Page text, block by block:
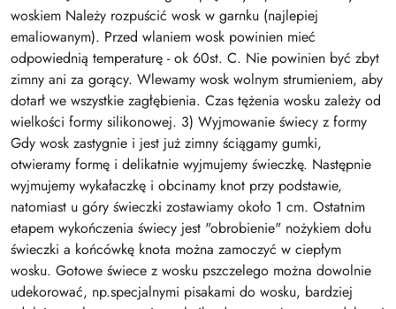
woskiem Należy rozpuścić wosk w garnku (najlepiej
emaliowanym). Przed wlaniem wosk powinien mieć
odpowiednią temperaturę - ok 60st. C. Nie powinien być zbyt
zimny ani za gorący. Wlewamy wosk wolnym strumieniem, aby
dotarł we wszystkie zagłębienia. Czas tężenia wosku zależy od
wielkości formy silikonowej. 3) Wyjmowanie świecy z formy
Gdy wosk zastygnie i jest już zimny ściągamy gumki,
otwieramy formę i delikatnie wyjmujemy świeczkę. Następnie
wyjmujemy wykałaczkę i obcinamy knot przy podstawie,
natomiast u góry świeczki zostawiamy około 1 cm. Ostatnim
etapem wykończenia świecy jest "obrobienie" nożykiem dołu
świeczki a końcówkę knota można zamoczyć w ciepłym
wosku. Gotowe świece z wosku pszczelego można dowolnie
udekorować, np.specjalnymi pisakami do wosku, bardziej